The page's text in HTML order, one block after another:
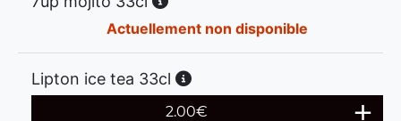
Actuellement non disponible
Lipton ice tea 33cl
2.00€